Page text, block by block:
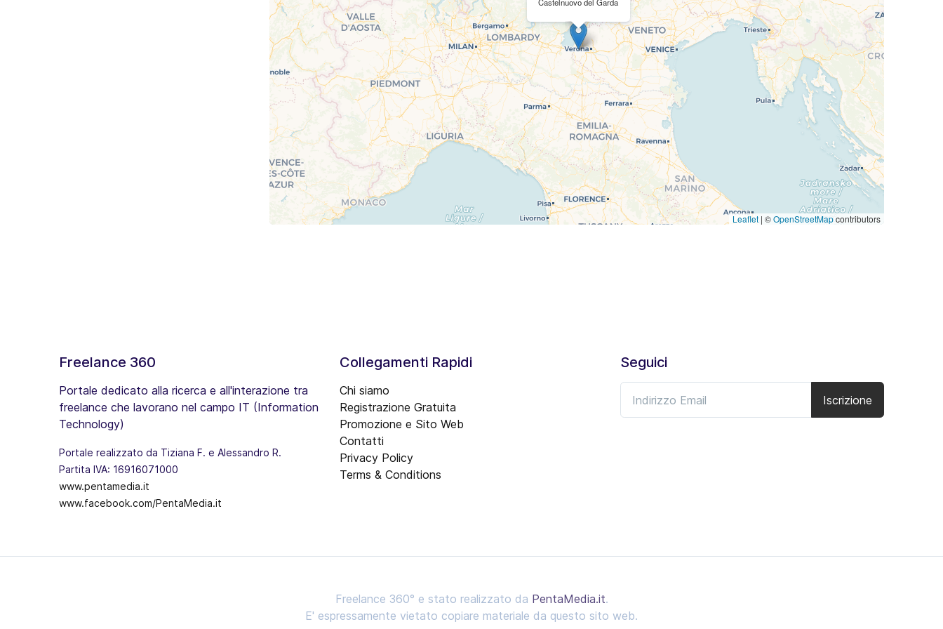
Castelnuovo del Garda
Leaflet | ©OpenStreetMapcontributors
Freelance 360
Portale dedicato alla ricerca e all'interazione tra
freelance che lavorano nel campo IT (Information
Technology)
Portale realizzato da Tiziana F. e Alessandro R.
Partita IVA: 16916071000
www.pentamedia.it
www.facebook.com/PentaMedia.it
Collegamenti Rapidi
Chi siamo
Registrazione Gratuita
Promozione e Sito Web
Contatti
Privacy Policy
Terms & Conditions
Seguici
Iscrizione
Freelance 360° e stato realizzato da PentaMedia.it.
E' espressamente vietato copiare materiale da questo sito web.